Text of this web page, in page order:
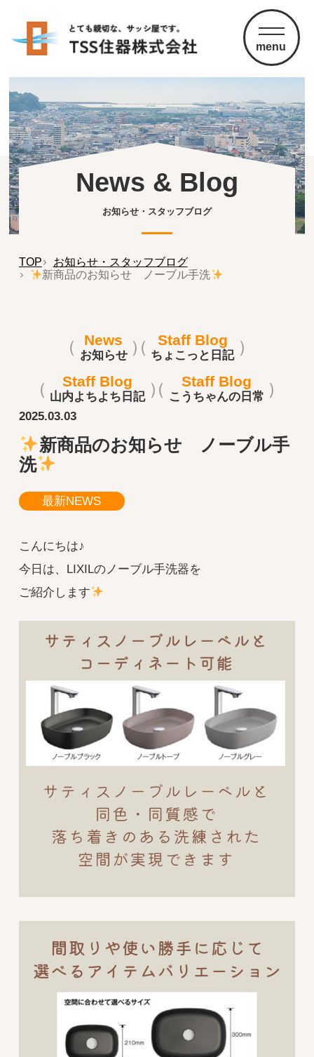
menu
News & Blog
お知らせ・スタッフブログ
TOP
お知らせ・スタッフブログ
新商品のお知らせ ノーブル手洗
News
お知らせ
Staff Blog
ちょこっと日記
Staff Blog
山内よちよち日記
Staff Blog
こうちゃんの日常
2025.03.03
新商品のお知らせ ノーブル手
洗
最新NEWS
こんにちは♪
今日は、LIXILのノーブル手洗器を
ご紹介します